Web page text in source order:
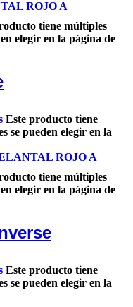
tiene múltiples
elegir en la página de
Este producto tiene
se pueden elegir en la
tiene múltiples
elegir en la página de
Este producto tiene
se pueden elegir en la